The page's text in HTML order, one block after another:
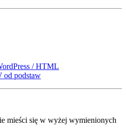
/ HTML
od podstaw
mieści się w wyżej wymienionych